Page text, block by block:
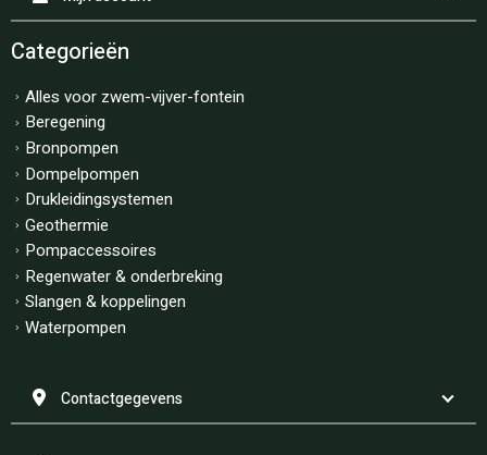
Categorieën
Alles voor zwem-vijver-fontein
Beregening
Bronpompen
Dompelpompen
Drukleidingsystemen
Geothermie
Pompaccessoires
Regenwater & onderbreking
Slangen & koppelingen
Waterpompen
Contactgegevens